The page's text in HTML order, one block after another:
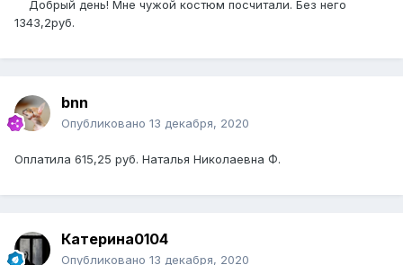
Добрый день! Мне чужой костюм посчитали. Без него
1343,2руб.
bnn
Опубликовано 13 декабря, 2020
Оплатила 615,25 руб. Наталья Николаевна Ф.
Катерина0104
Опубликовано 13 декабря, 2020